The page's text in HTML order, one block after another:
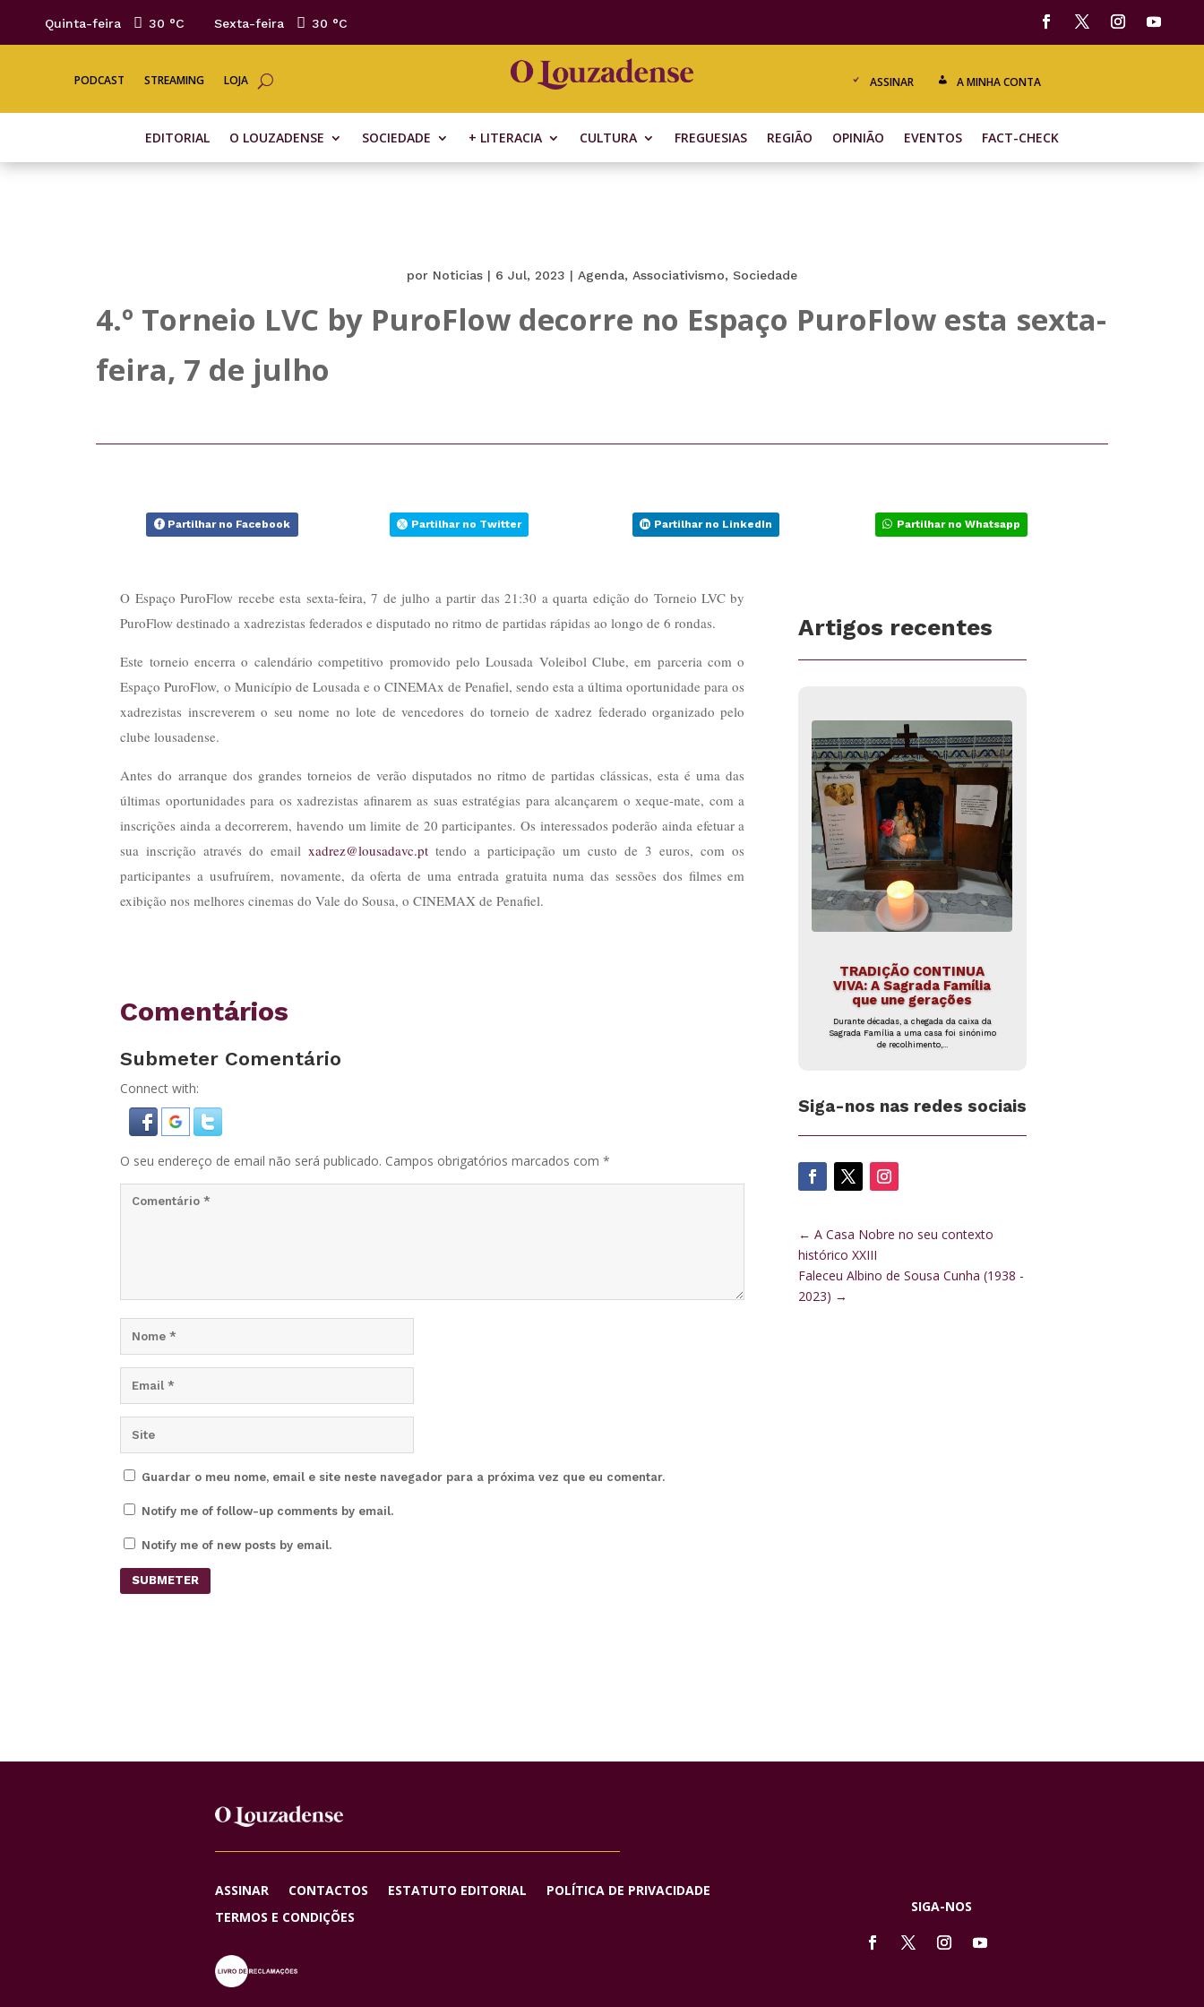
Quinta-feira 30 °C Sexta-feira 30 °C
PODCAST STREAMING LOJA ASSINAR A MINHA CONTA
EDITORIAL O LOUZADENSE SOCIEDADE + LITERACIA CULTURA FREGUESIAS REGIÃO OPINIÃO EVENTOS FACT-CHECK
por Noticias | 6 Jul, 2023 | Agenda, Associativismo, Sociedade
4.º Torneio LVC by PuroFlow decorre no Espaço PuroFlow esta sexta-
feira, 7 de julho
Partilhar no Facebook Partilhar no Twitter Partilhar no LinkedIn Partilhar no Whatsapp
O Espaço PuroFlow recebe esta sexta-feira, 7 de julho a partir das 21:30 a quarta edição do Torneio LVC by
PuroFlow destinado a xadrezistas federados e disputado no ritmo de partidas rápidas ao longo de 6 rondas.
Este torneio encerra o calendário competitivo promovido pelo Lousada Voleibol Clube, em parceria com o
Espaço PuroFlow, o Município de Lousada e o CINEMAx de Penafiel, sendo esta a última oportunidade para os
xadrezistas inscreverem o seu nome no lote de vencedores do torneio de xadrez federado organizado pelo
clube lousadense.
Antes do arranque dos grandes torneios de verão disputados no ritmo de partidas clássicas, esta é uma das
últimas oportunidades para os xadrezistas afinarem as suas estratégias para alcançarem o xeque-mate, com a
inscrições ainda a decorrerem, havendo um limite de 20 participantes. Os interessados poderão ainda efetuar a
sua inscrição através do emailxadrez@lousadavc.pt tendo a participação um custo de 3 euros, com os
participantes a usufruírem, novamente, da oferta de uma entrada gratuita numa das sessões dos filmes em
exibição nos melhores cinemas do Vale do Sousa, o CINEMAX de Penafiel.
Comentários
Submeter Comentário
Connect with:
O seu endereço de email não será publicado. Campos obrigatórios marcados com*
Guardar o meu nome, email e site neste navegador para a próxima vez que eu comentar.
Notify me of follow-up comments by email.
Notify me of new posts by email.
SUBMETER
Artigos recentes
TRADIÇÃO CONTINUA
VIVA: A Sagrada Família
que une gerações
Durante décadas, a chegada da caixa da
Sagrada Família a uma casa foi sinónimo
de recolhimento,...
Siga-nos nas redes sociais
← A Casa Nobre no seu contexto
histórico XXIII
Faleceu Albino de Sousa Cunha (1938 -
2023) →
ASSINAR CONTACTOS ESTATUTO EDITORIAL
POLÍTICA DE PRIVACIDADE
TERMOS E CONDIÇÕES
SIGA-NOS